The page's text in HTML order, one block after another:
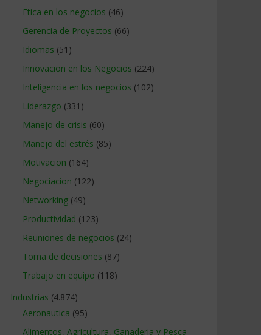
Etica en los negocios (46)
Gerencia de Proyectos (66)
Idiomas (51)
Innovacion en los Negocios (224)
Inteligencia en los negocios (102)
Liderazgo (331)
Manejo de crisis (60)
Manejo del estrés (85)
Motivacion (164)
Negociacion (122)
Networking (49)
Productividad (123)
Reuniones de negocios (24)
Toma de decisiones (87)
Trabajo en equipo (118)
Industrias (4.874)
Aeronautica (95)
Alimentos, Agricultura, Ganaderia y Pesca